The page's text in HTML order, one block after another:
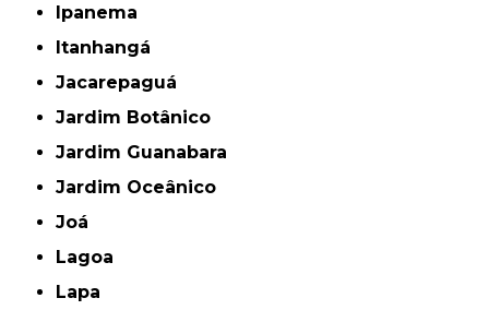
Ipanema
Itanhangá
Jacarepaguá
Jardim Botânico
Jardim Guanabara
Jardim Oceânico
Joá
Lagoa
Lapa